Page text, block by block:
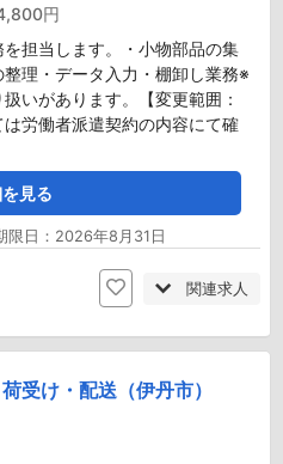
円
担当します。・小物部品の集
理・データ入力・棚卸し業務※
いがあります。【変更範囲：
労働者派遣契約の内容にて確
見る
日：2026年8月31日
関連求人
受け・配送（伊丹市）